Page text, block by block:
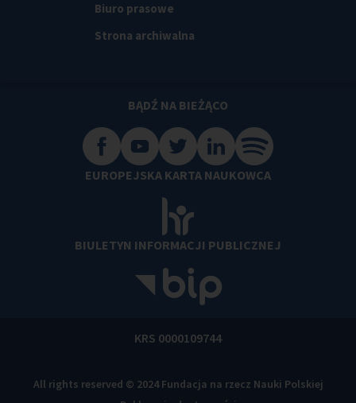
Biuro prasowe
Strona archiwalna
BĄDŹ NA BIEŻĄCO
EUROPEJSKA KARTA NAUKOWCA
BIULETYN INFORMACJI PUBLICZNEJ
KRS 0000109744
All rights reserved © 2024 Fundacja na rzecz Nauki Polskiej